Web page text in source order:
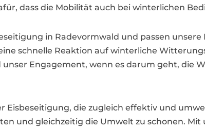
dass die Mobilität auch bei winterlichen
in Radevormwald und passen
schnelle Reaktion auf winterliche
Engagement, wenn es darum geht, die
die zugleich effektiv und
und gleichzeitig die Umwelt zu schonen.